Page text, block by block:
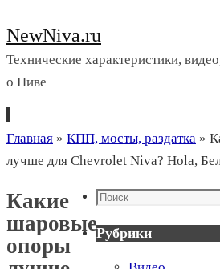
NewNiva.ru
Технические характеристики,
о Ниве
Перейти
к
Главная » КПП, мосты, раздатка »
лучше для Chevrolet Niva? Hola,
Какие
шаровые
опоры
Поиск
Рубрики